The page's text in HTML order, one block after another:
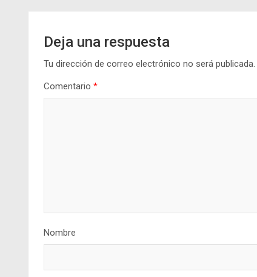
Deja una respuesta
Tu dirección de correo electrónico no será publicada.
Comentario *
Nombre